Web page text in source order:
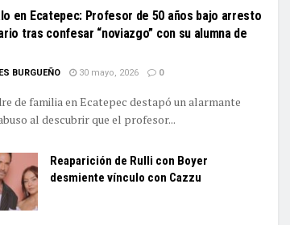
en Ecatepec: Profesor de 50 años bajo arresto
tras confesar “noviazgo” con su alumna de
BURGUEÑO 30 mayo, 2026 0
de familia en Ecatepec destapó un alarmante
al descubrir que el profesor...
Reaparición de Rulli con Boyer
desmiente vínculo con Cazzu